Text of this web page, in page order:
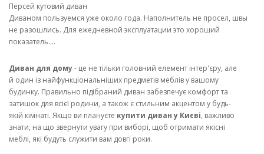
Персей кутовий диван
Диваном пользуемся уже около года. Наполнитель не просел, швы
не разошлись. Для ежедневной эксплуатации это хороший
показатель....
Диван для дому- це не тільки головний елемент інтер'єру, але
й один із найфункціональніших предметів меблів у вашому
будинку. Правильно підібраний диван забезпечує комфорт та
затишок для всієї родини, а також є стильним акцентом у будь-
якій кімнаті. Якщо ви плануєте купити диван у Києві, важливо
знати, на що звернути увагу при виборі, щоб отримати якісні
меблі, які будуть служити вам довгі роки.